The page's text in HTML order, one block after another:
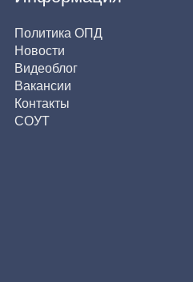
Политика ОПД
Новости
Видеоблог
Вакансии
Контакты
СОУТ